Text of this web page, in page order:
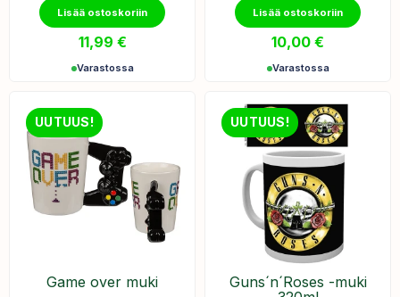
Lisää ostoskoriin
11,99 €
Varastossa
Lisää ostoskoriin
10,00 €
Varastossa
UUTUUS!
Game over muki
UUTUUS!
Guns´n´Roses -muki